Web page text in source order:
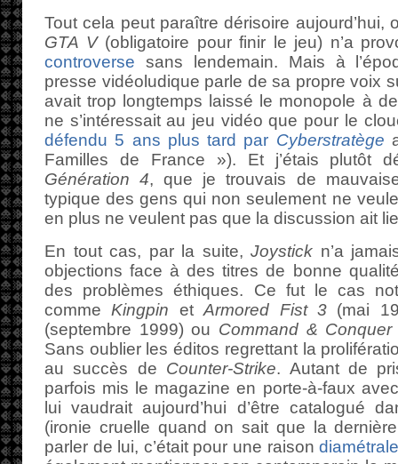
Tout cela peut paraître dérisoire aujourd’hui,
GTA V(obligatoire pour finir le jeu) n’a
controverse sans lendemain. Mais à
presse vidéoludique parle de sa propre voix
avait trop longtemps laissé le monopole à
ne s’intéressait au jeu vidéo que pour le
défendu 5 ans plus tard par Cyberstratège
Familles de France »). Et j’étais plutôt
Génération 4, que je trouvais de
typique des gens qui non seulement ne
en plus ne veulent pas que la discussion ait
En tout cas, par la suite,Joystick n’a
objections face à des titres de bonne
des problèmes éthiques. Ce fut le cas
comme Kingpin etArmored Fist 3 (mai
(septembre 1999) ou Command & Conquer
Sans oublier les éditos regrettant la
au succès de Counter-Strike. Autant de
parfois mis le magazine en porte-à-faux
lui vaudrait aujourd’hui d’être catalogué
(ironie cruelle quand on sait que la
parler de lui, c’était pour une raison